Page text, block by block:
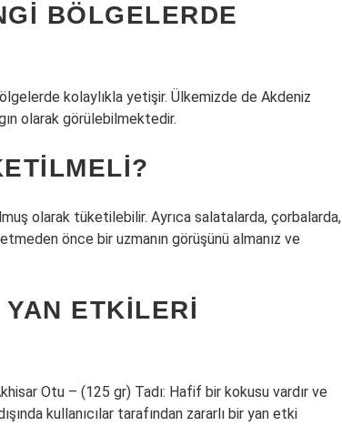
BÖLGELERDE
kolaylıkla yetişir. Ülkemizde de Akdeniz
olarak görülebilmektedir.
olarak tüketilebilir. Ayrıca salatalarda, çorbalarda,
önce bir uzmanın görüşünü almanız ve
ETKILERI
Otu – (125 gr) Tadı: Hafif bir kokusu vardır ve
kullanıcılar tarafından zararlı bir yan etki